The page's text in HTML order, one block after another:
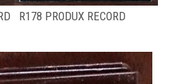
R178 PRODUX RECORD